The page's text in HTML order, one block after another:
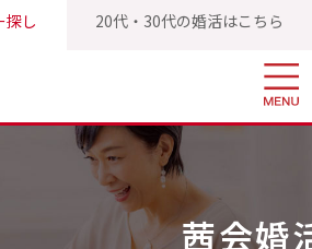
探し 20代・30代の婚活はこちら
シニア婚活のファッションで気をつ
茜会婚